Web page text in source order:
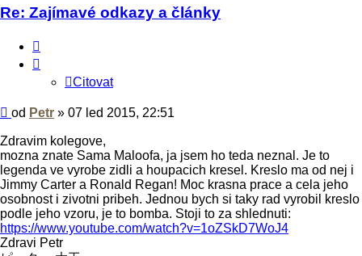
Re: Zajímavé odkazy a články
Citovat
Příspěvek
od Petr » 07 led 2015, 22:51
Zdravim kolegove,
mozna znate Sama Maloofa, ja jsem ho teda neznal. Je to
legenda ve vyrobe zidli a houpacich kresel. Kreslo ma od nej i
Jimmy Carter a Ronald Regan! Moc krasna prace a cela jeho
osobnost i zivotni pribeh. Jednou bych si taky rad vyrobil kreslo
podle jeho vzoru, je to bomba. Stoji to za shlednuti:
https://www.youtube.com/watch?v=1oZSkD7WoJ4
Zdravi Petr